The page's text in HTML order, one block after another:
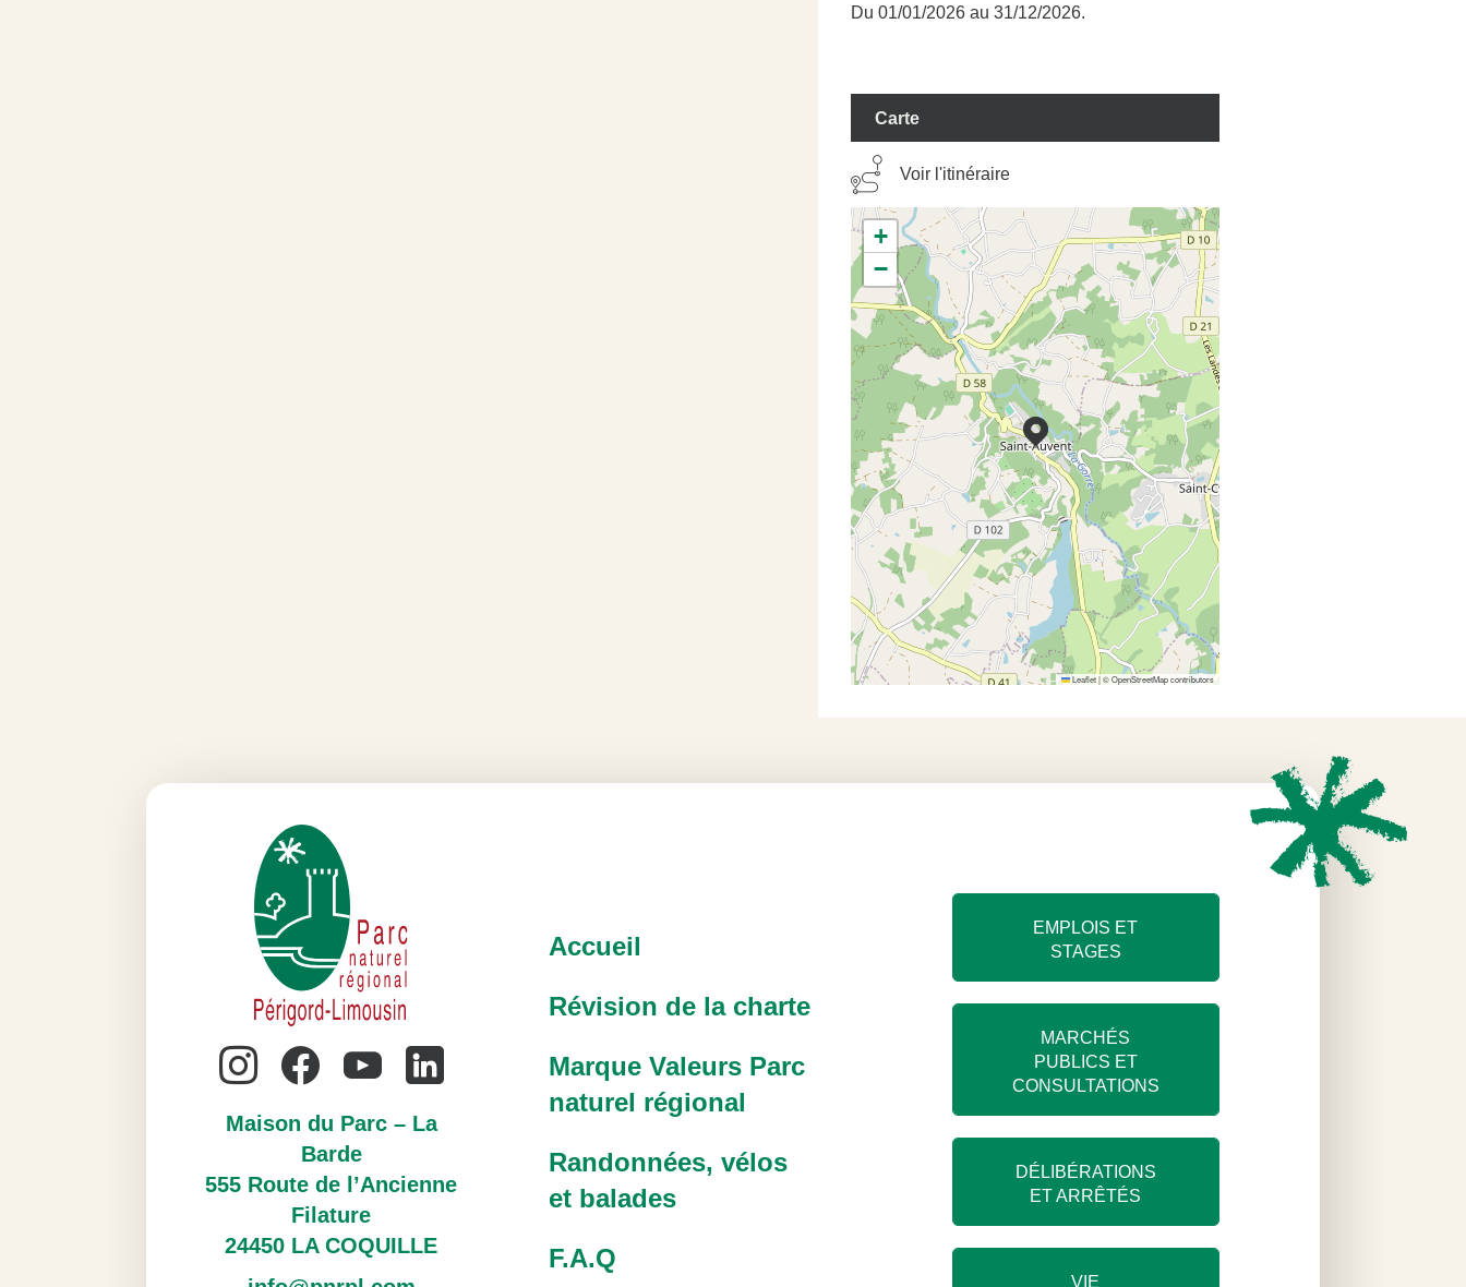
Du 01/01/2026 au 31/12/2026.
Carte
Voir l'itinéraire
+
−
Leaflet |©OpenStreetMapcontributors
Maison du Parc – La
Barde
555 Route de l’Ancienne
Filature
24450 LA COQUILLE
Accueil
Révision de la charte
Marque Valeurs Parc
naturel régional
Randonnées, vélos
et balades
F.A.Q
EMPLOIS ET
STAGES
MARCHÉS
PUBLICS ET
CONSULTATIONS
DÉLIBÉRATIONS
ET ARRÊTÉS
VIE